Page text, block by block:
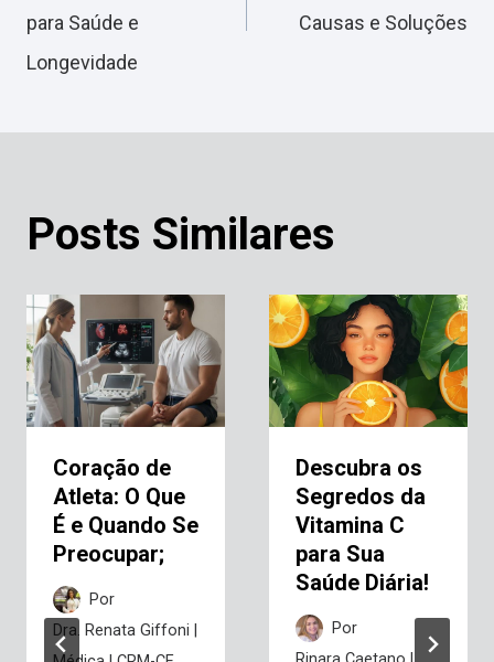
Post
para Saúde e
Longevidade
Causas e Soluções
Posts Similares
Coração de
Atleta: O Que
É e Quando Se
Preocupar;
Por
Dra. Renata Giffoni |
Descubra os
Segredos da
Vitamina C
para Sua
Saúde Diária!
Por